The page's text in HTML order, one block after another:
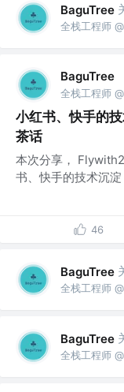
BaguTree
全栈工程师
BaguTree
小红书、快手的
茶话
本次分享，
书、快手的技术沉淀
46
BaguTree
全栈工程师
BaguTree
全栈工程师